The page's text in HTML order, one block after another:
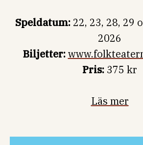
Speldatum:22, 23, 28, 29
2026
Biljetter:
Pris: 375 kr
Läs mer